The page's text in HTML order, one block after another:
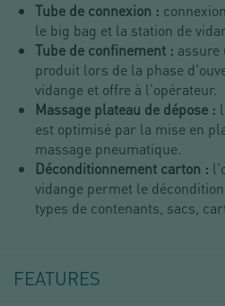
Tube de connexion :
le big bag et la station de
Tube de confinement : assure
produit lors de la phase
vidange et offre à l'opérateur.
Massage plateau de dépose :
est optimisé par la mise en
massage pneumatique.
Déconditionnement carton :
vidange permet le
types de contenants, sacs,
FEATURES